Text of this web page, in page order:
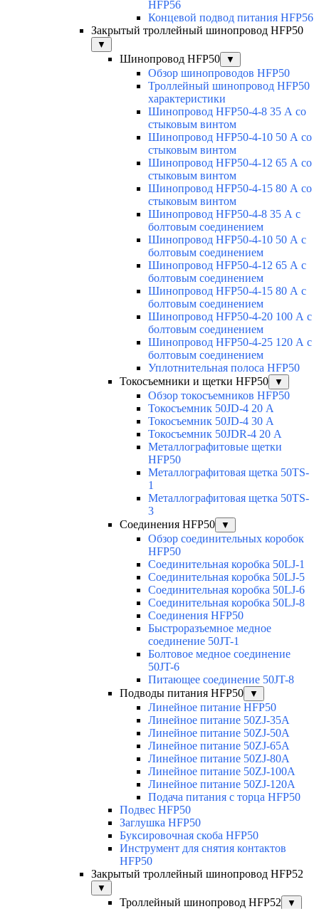
HFP56
Концевой подвод питания HFP56
Закрытый троллейный шинопровод HFP50
▼
Шинопровод HFP50 ▼
Обзор шинопроводов HFP50
Троллейный шинопровод HFP50
характеристики
Шинопровод HFP50-4-8 35 А со
стыковым винтом
Шинопровод HFP50-4-10 50 А со
стыковым винтом
Шинопровод HFP50-4-12 65 А со
стыковым винтом
Шинопровод HFP50-4-15 80 А со
стыковым винтом
Шинопровод HFP50-4-8 35 А с
болтовым соединением
Шинопровод HFP50-4-10 50 А с
болтовым соединением
Шинопровод HFP50-4-12 65 А с
болтовым соединением
Шинопровод HFP50-4-15 80 А с
болтовым соединением
Шинопровод HFP50-4-20 100 А с
болтовым соединением
Шинопровод HFP50-4-25 120 А с
болтовым соединением
Уплотнительная полоса HFP50
Токосъемники и щетки HFP50
▼
Обзор токосъемников HFP50
Токосъемник 50JD-4 20 А
Токосъемник 50JD-4 30 А
Токосъемник 50JDR-4 20 А
Металлографитовые щетки
HFP50
Металлографитовая щетка 50TS-
1
Металлографитовая щетка 50TS-
3
Соединения HFP50
▼
Обзор соединительных коробок
HFP50
Соединительная коробка 50LJ-1
Соединительная коробка 50LJ-5
Соединительная коробка 50LJ-6
Соединительная коробка 50LJ-8
Соединения HFP50
Быстроразъемное медное
соединение 50JT-1
Болтовое медное соединение
50JT-6
Питающее соединение 50JT-8
Подводы питания HFP50
▼
Линейное питание HFP50
Линейное питание 50ZJ-35A
Линейное питание 50ZJ-50A
Линейное питание 50ZJ-65A
Линейное питание 50ZJ-80A
Линейное питание 50ZJ-100A
Линейное питание 50ZJ-120A
Подача питания с торца HFP50
Подвес HFP50
Заглушка HFP50
Буксировочная скоба HFP50
Инструмент для снятия контактов
HFP50
Закрытый троллейный шинопровод HFP52
▼
Троллейный шинопровод HFP52 ▼